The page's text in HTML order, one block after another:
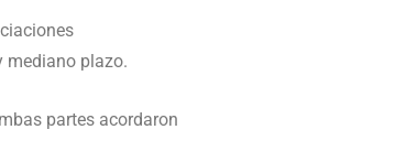
mediano plazo.
partes acordaron